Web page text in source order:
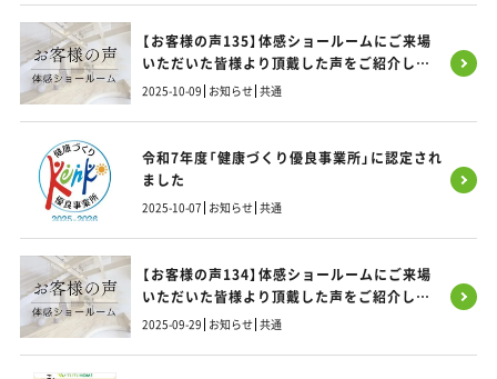
【お客様の声135】体感ショールームにご来場
いただいた皆様より頂戴した声をご紹介しま
す！
2025-10-09 お知らせ 共通
令和7年度「健康づくり優良事業所」に認定され
ました
2025-10-07 お知らせ 共通
【お客様の声134】体感ショールームにご来場
いただいた皆様より頂戴した声をご紹介しま
す！
2025-09-29 お知らせ 共通